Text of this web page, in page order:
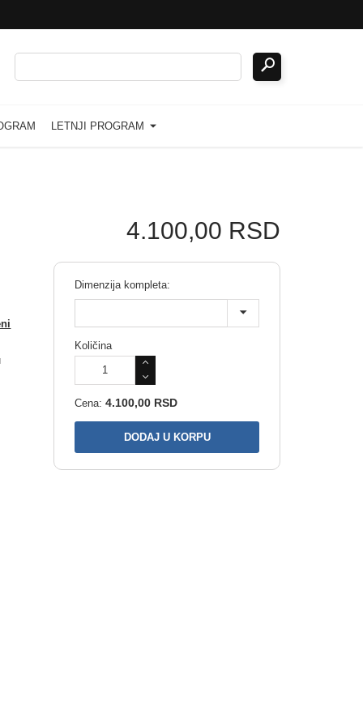
LETNJI PROGRAM
4.100,00 RSD
Dimenzija kompleta:
Količina
Cena: 4.100,00 RSD